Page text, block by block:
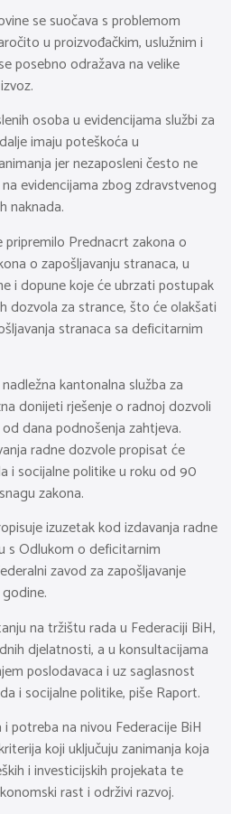
se suočava s problemom
u proizvođačkim, uslužnim i
posebno odražava na velike
osoba u evidencijama službi za
imaju poteškoća u
jer nezaposleni često ne
evidencijama zbog zdravstvenog
naknada.
Prednacrt zakona o
o zapošljavanju stranaca, u
i dopune koje će ubrzati postupak
dozvola za strance, što će olakšati
stranaca sa deficitarnim
kantonalna služba za
donijeti rješenje o radnoj dozvoli
dana podnošenja zahtjeva.
radne dozvole propisat će
i socijalne politike u roku od 90
zakona.
izuzetak kod izdavanja radne
s Odlukom o deficitarnim
zavod za zapošljavanje
na tržištu rada u Federaciji BiH,
djelatnosti, a u konsultacijama
poslodavaca i uz saglasnost
i socijalne politike, piše Raport.
potreba na nivou Federacije BiH
koji uključuju zanimanja koja
i investicijskih projekata te
rast i održivi razvoj.